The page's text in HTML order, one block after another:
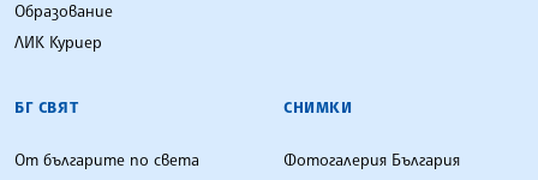
Образование
ЛИК Куриер
БГ СВЯТ
От българите по света
СНИМКИ
Фотогалерия България